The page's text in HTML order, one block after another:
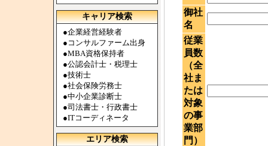
キャリア検索
●企業経営経験者
● コンサルファーム出身
●MBA資格保持者
●公認会計士・税理士
●技術士
●社会保険労務士
●中小企業診断士
●司法書士・行政書士
●ITコーディネータ
エリア検索
御社
名
従業
員数
（全
社ま
たは
対象
の事
業部
門）